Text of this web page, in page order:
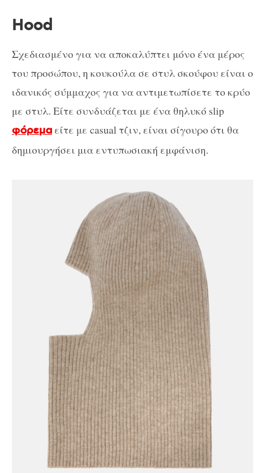
Hood
Σχεδιασμένο για να αποκαλύπτει μόνο ένα μέρος
του προσώπου, η κουκούλα σε στυλ σκούφου είναι ο
ιδανικός σύμμαχος για να αντιμετωπίσετε το κρύο
με στυλ. Είτε συνδυάζεται με ένα θηλυκό slip
φόρεμαείτε με casual τζιν, είναι σίγουρο ότι θα
δημιουργήσει μια εντυπωσιακή εμφάνιση.